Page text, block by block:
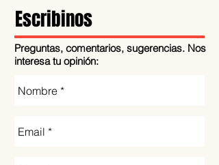
Escribinos
Preguntas, comentarios, sugerencias. Nos
interesa tu opinión: